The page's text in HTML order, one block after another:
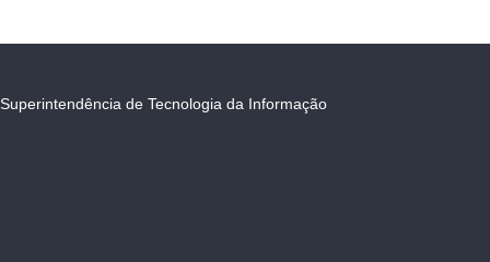
Superintendência de Tecnologia da Informação